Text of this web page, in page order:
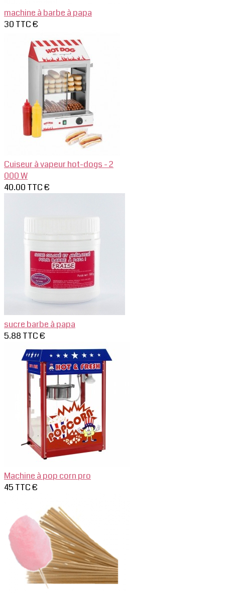
machine à barbe à papa
30 TTC €
Cuiseur à vapeur hot-dogs - 2
000 W
40.00 TTC €
sucre barbe à papa
5.88 TTC €
Machine à pop corn pro
45 TTC €